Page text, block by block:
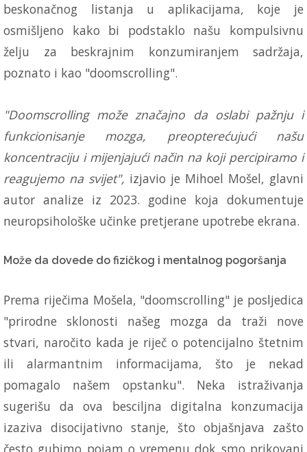
beskonačnog listanja u aplikacijama, koje je
osmišljeno kako bi podstaklo našu kompulsivnu
želju za beskrajnim konzumiranjem sadržaja,
poznato i kao "doomscrolling".
"Doomscrolling može značajno da oslabi pažnju i
funkcionisanje mozga, preopterećujući našu
koncentraciju i mijenjajući način na koji percipiramo i
reagujemo na svijet", izjavio je Mihoel Mošel, glavni
autor analize iz 2023. godine koja dokumentuje
neuropsihološke učinke pretjerane upotrebe ekrana.
Može da dovede do fizičkog i mentalnog pogoršanja
Prema riječima Mošela, "doomscrolling" je posljedica
"prirodne sklonosti našeg mozga da traži nove
stvari, naročito kada je riječ o potencijalno štetnim
ili alarmantnim informacijama, što je nekad
pomagalo našem opstanku". Neka istraživanja
sugerišu da ova besciljna digitalna konzumacija
izaziva disocijativno stanje, što objašnjava zašto
često gubimo pojam o vremenu dok smo prikovani